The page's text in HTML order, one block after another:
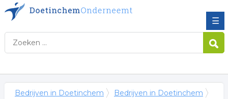
☰
Bedrijven in Doetinchem Bedrijven in Doetinchem